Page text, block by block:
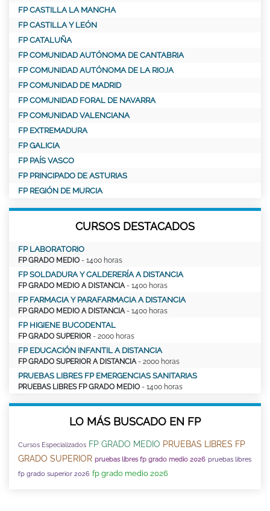
FP CASTILLA LA MANCHA
FP CASTILLA Y LEÓN
FP CATALUÑA
FP COMUNIDAD AUTÓNOMA DE CANTABRIA
FP COMUNIDAD AUTÓNOMA DE LA RIOJA
FP COMUNIDAD DE MADRID
FP COMUNIDAD FORAL DE NAVARRA
FP COMUNIDAD VALENCIANA
FP EXTREMADURA
FP GALICIA
FP PAÍS VASCO
FP PRINCIPADO DE ASTURIAS
FP REGIÓN DE MURCIA
CURSOS DESTACADOS
FP LABORATORIO
FP GRADO MEDIO - 1400 horas
FP SOLDADURA Y CALDERERÍA A DISTANCIA
FP GRADO MEDIO A DISTANCIA - 1400 horas
FP FARMACIA Y PARAFARMACIA A DISTANCIA
FP GRADO MEDIO A DISTANCIA - 1400 horas
FP HIGIENE BUCODENTAL
FP GRADO SUPERIOR - 2000 horas
FP EDUCACIÓN INFANTIL A DISTANCIA
FP GRADO SUPERIOR A DISTANCIA - 2000 horas
PRUEBAS LIBRES FP EMERGENCIAS SANITARIAS
PRUEBAS LIBRES FP GRADO MEDIO - 1400 horas
LO MÁS BUSCADO EN FP
Cursos Especializados FP GRADO MEDIO PRUEBAS LIBRES FP
GRADO SUPERIOR pruebas libres fp grado medio 2026 pruebas libres
fp grado superior 2026 fp grado medio 2026